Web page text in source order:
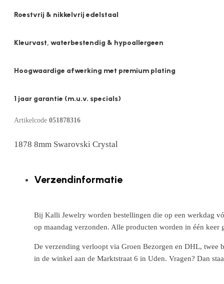
Roestvrij & nikkelvrij edelstaal
Kleurvast, waterbestendig & hypoallergeen
Hoogwaardige afwerking met premium plating
1 jaar garantie (m.u.v. specials)
Artikelcode 051878316
1878 8mm Swarovski Crystal
Verzendinformatie
Bij Kalli Jewelry worden bestellingen die op een werkdag
op maandag verzonden. Alle producten worden in één
De verzending verloopt via Groen Bezorgen en DHL, twee
in de winkel aan de Marktstraat 6 in Uden. Vragen? Dan